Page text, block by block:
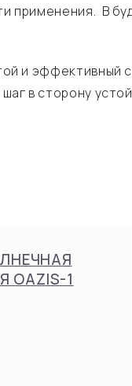
применения. В
и эффективный
в сторону
1